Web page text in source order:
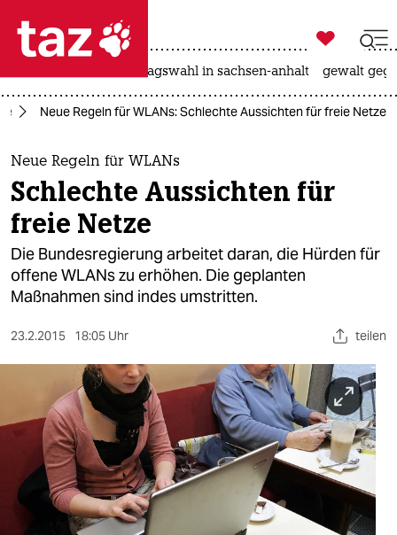
 taz zahl ich
taz zahl ich
themen
politik
öko
gesellschaft
sport
berlin
nord
wahrheit
verlag

taz zahl ich
landtagswahl in sachsen-anhalt gewalt
Neue Regeln für WLANs: Schlechte Aussichten für freie Netze
Neue Regeln für WLANs
Schlechte Aussichten für
freie Netze
Die Bundesregierung arbeitet daran, die Hürden für
offene WLANs zu erhöhen. Die geplanten
Maßnahmen sind indes umstritten.
23.2.2015 18:05 Uhr teilen